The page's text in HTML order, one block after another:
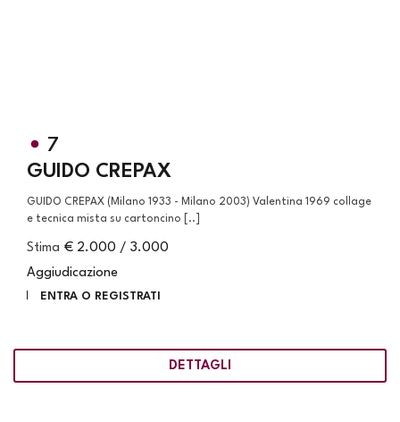
7
GUIDO CREPAX
GUIDO CREPAX (Milano 1933 - Milano 2003) Valentina 1969 collage
e tecnica mista su cartoncino [..]
Stima € 2.000 / 3.000
Aggiudicazione
ENTRA O REGISTRATI
DETTAGLI